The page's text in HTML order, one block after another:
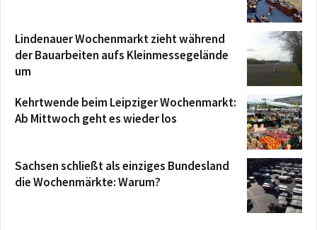
Lindenauer Wochenmarkt zieht während
der Bauarbeiten aufs Kleinmessegelände
um
Kehrtwende beim Leipziger Wochenmarkt:
Ab Mittwoch geht es wieder los
Sachsen schließt als einziges Bundesland
die Wochenmärkte: Warum?